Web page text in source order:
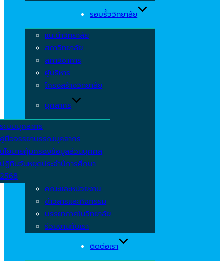
รอบรั้ววิทยาลัย
แนะนำวิทยาลัย
สภาวิทยาลัย
สภาวิชาการ
ผู้บริหาร
โครงสร้างวิทยาลัย
บุคลากร
ระบบบุคลากร
คู่มือจรรยาบรรณบุคลากร
นโยบายคุ้มครองข้อมูลส่วนบุคคล
ปฏิทินวันหยุดประจำปีการศึกษา
2568
คณะและหน่วยงาน
ข่าวสารและกิจกรรม
บรรยากาศในวิทยาลัย
ร่วมงานกับเรา
ติดต่อเรา